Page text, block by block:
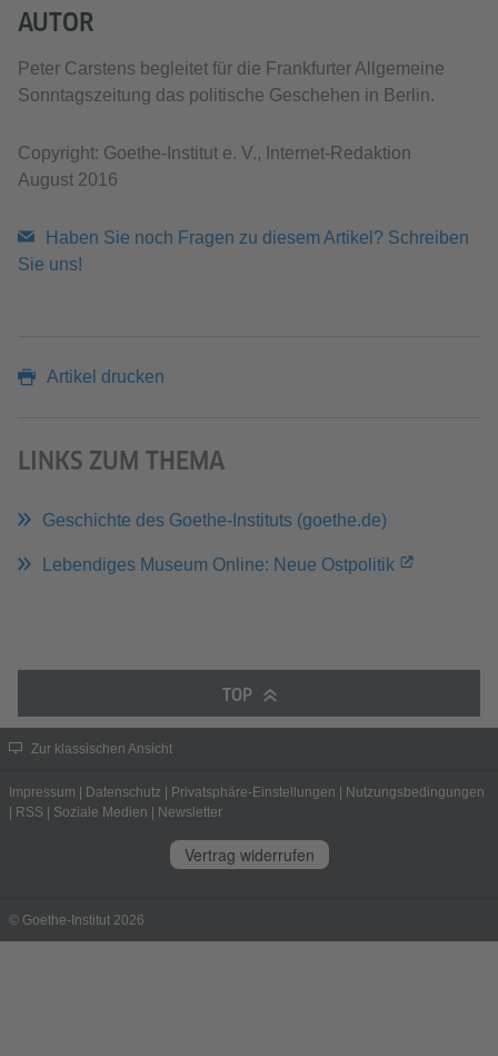
AUTOR
Peter Carstens begleitet für die Frankfurter Allgemeine
Sonntagszeitung das politische Geschehen in Berlin.
Copyright: Goethe-Institut e. V., Internet-Redaktion
August 2016
Haben Sie noch Fragen zu diesem Artikel? Schreiben
Sie uns!
Artikel drucken
LINKS ZUM THEMA
Geschichte des Goethe-Instituts (goethe.de)
Lebendiges Museum Online: Neue Ostpolitik
TOP
Zur klassischen Ansicht
Impressum Datenschutz Privatsphäre-Einstellungen
Nutzungsbedingungen
RSS Soziale Medien Newsletter
Vertrag widerrufen
© Goethe-Institut 2026